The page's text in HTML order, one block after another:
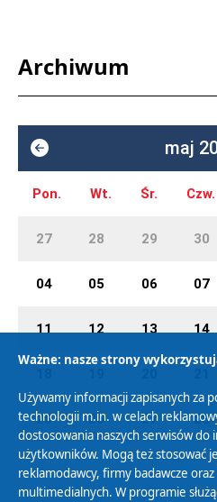
Archiwum
maj
Pon. Wt. Śr. Czw.
27 28 29 30
04 05 06 07
11 12 13 14
25 26 27 28
Ważne: nasze strony
Używamy informacji zapisanych za
technologii m.in. w celach
dostosowania naszych serwisów
użytkowników. Mogą też stosować
reklamodawcy, firmy badawcze
multimedialnych. W programie